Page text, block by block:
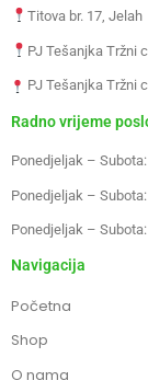
Titova br. 17, Jelah
PJ Tešanjka Tržni
PJ Tešanjka Tržni
Radno vrijeme
Ponedjeljak –
Ponedjeljak –
Ponedjeljak –
Navigacija
Početna
Shop
O nama